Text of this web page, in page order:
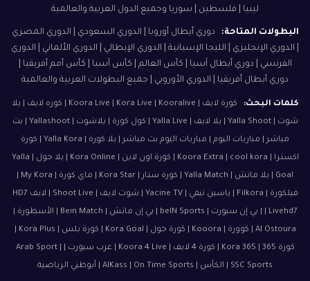
ليبيا | فلسطين | سوريا وجميع الدول العربية والعالمية
البطولات المتاحة:
دوري أبطال أوروبا | الدوري السعودي | الدوري المصري
| الدوري الإنجليزي | الليجا الإسبانية | الدوري الإيطالي | الدوري الألماني | الدوري
الفرنسي | دوري أبطال آسيا | كأس العالم | كأس آسيا | كأس أمم أفريقيا |
دوري أبطال أفريقيا | الدوري الأوروبي | جميع البطولات العربية والعالمية
كلمات البحث:
كورة لايف | Koora Live | Kora Live | Kooralive | كوره لايف | يلا
شوت | Yalla Shoot | يلا لايف | Yalla Live | كول كورة | يلاشوت | Yallashoot | بث
مباشر | مباريات اليوم | مباريات اليوم بث مباشر | يلا كورة | Yalla Kora | كورة
اكسترا | Koora Extra | cool kora | كورة اون لاين | Kora Online | يلا جول | Yalla
فيلكورة | Filkora | ياسين تيفي | Yacine TV | شوت لايف | Shoot Live | لايف HD7
| Livehd7 | بي إن سبورت | beIN Sports | بي إن ماتش | Bein Match | الأسطورة |
كورة 365 | Kora 365 | كورة 4 لايف | Koora 4 Live | عرب سبورت | Arab Sport |
SSC Sports | الكأس | AlKass | On Time Sports | أبوظبي الرياضية